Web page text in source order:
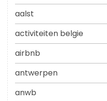
aalst
activiteiten belgie
airbnb
antwerpen
anwb